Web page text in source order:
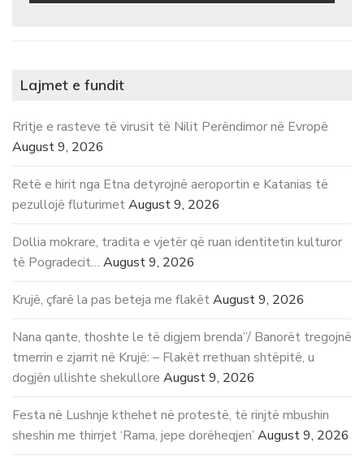
Lajmet e fundit
Rritje e rasteve të virusit të Nilit Perëndimor në Evropë
August 9, 2026
Retë e hirit nga Etna detyrojnë aeroportin e Katanias të
pezullojë fluturimetAugust 9, 2026
Dollia mokrare, tradita e vjetër që ruan identitetin kulturor
të Pogradecit… August 9, 2026
Krujë, çfarë la pas beteja me flakëtAugust 9, 2026
Nana qante, thoshte le të digjem brenda”/ Banorët tregojnë
tmerrin e zjarrit në Krujë: – Flakët rrethuan shtëpitë, u
dogjën ullishte shekullore August 9, 2026
Festa në Lushnje kthehet në protestë, të rinjtë mbushin
sheshin me thirrjet ‘Rama, jepe dorëheqjen’ August 9, 2026